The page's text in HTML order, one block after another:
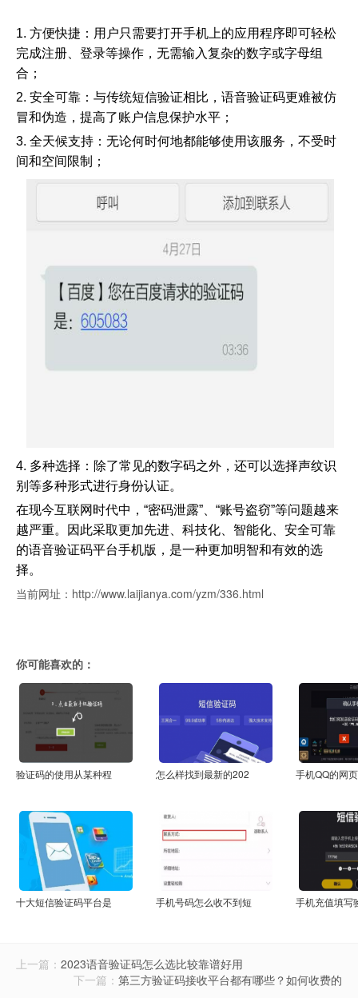
1. 方便快捷：用户只需要打开手机上的应用程序即可轻松
完成注册、登录等操作，无需输入复杂的数字或字母组
合；
2. 安全可靠：与传统短信验证相比，语音验证码更难被仿
冒和伪造，提高了账户信息保护水平；
3. 全天候支持：无论何时何地都能够使用该服务，不受时
间和空间限制；
4. 多种选择：除了常见的数字码之外，还可以选择声纹识
别等多种形式进行身份认证。
在现今互联网时代中，“密码泄露”、“账号盗窃”等问题越来
越严重。因此采取更加先进、科技化、智能化、安全可靠
的语音验证码平台手机版，是一种更加明智和有效的选
择。
当前网址：http://www.laijianya.com/yzm/336.html
你可能喜欢的：
验证码的使用从某种程 怎么样找到最新的202 手机QQ的网
十大短信验证码平台是 手机号码怎么收不到短 手机充值填写
上一篇： 2023语音验证码怎么选比较靠谱好用
下一篇： 第三方验证码接收平台都有哪些？如何收费的